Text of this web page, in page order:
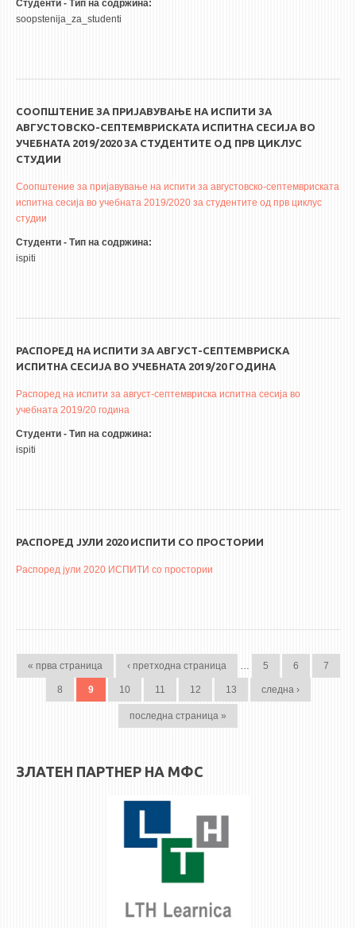
Студенти - Тип на содржина:
soopstenija_za_studenti
СООПШТЕНИЕ ЗА ПРИЈАВУВАЊЕ НА ИСПИТИ ЗА
АВГУСТОВСКО-СЕПТЕМВРИСКАТА ИСПИТНА СЕСИЈА ВО
УЧЕБНАТА 2019/2020 ЗА СТУДЕНТИТЕ ОД ПРВ ЦИКЛУС
СТУДИИ
Соопштение за пријавување на испити за августовско-септемвриската
испитна сесија во учебната 2019/2020 за студентите од прв циклус
студии
Студенти - Тип на содржина:
ispiti
РАСПОРЕД НА ИСПИТИ ЗА АВГУСТ-СЕПТЕМВРИСКА
ИСПИТНА СЕСИЈА ВО УЧЕБНАТА 2019/20 ГОДИНА
Распоред на испити за август-септемвриска испитна сесија во
учебната 2019/20 година
Студенти - Тип на содржина:
ispiti
РАСПОРЕД ЈУЛИ 2020 ИСПИТИ СО ПРОСТОРИИ
Распоред јули 2020 ИСПИТИ со простории
« прва страница ‹ претходна страница … 5 6 7
8 9 10 11 12 13 следна ›
последна страница »
ЗЛАТЕН ПАРТНЕР НА МФС